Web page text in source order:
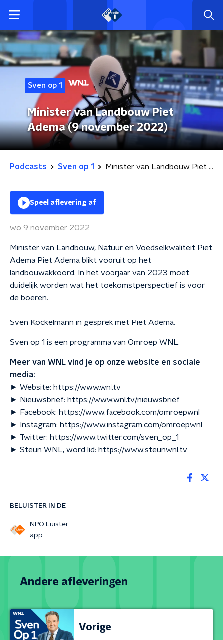
Sven op 1
Minister van Landbouw Piet
Adema (9 november 2022)
Podcasts Sven op 1 Minister van Landbouw Piet Adema (9 november 2022)
BELUISTER IN DE
NPO Luister
app
Speel aflevering af
wo 9 november 2022
Minister van Landbouw, Natuur en Voedselkwaliteit Piet
Adema Piet Adema blikt vooruit op het
landbouwakkoord. In het voorjaar van 2023 moet
duidelijk worden wat het toekomstperspectief is voor
de boeren.
Sven Kockelmann in gesprek met Piet Adema.
Sven op 1 is een programma van Omroep WNL.
Meer van WNL vind je op onze website en sociale
media:
► Website: https://www.wnl.tv
► Nieuwsbrief: https://www.wnl.tv/nieuwsbrief
► Facebook: https://www.facebook.com/omroepwnl
► Instagram: https://www.instagram.com/omroepwnl
► Twitter: https://www.twitter.com/sven_op_1
► Steun WNL, word lid: https://www.steunwnl.tv
Andere afleveringen
Vorige